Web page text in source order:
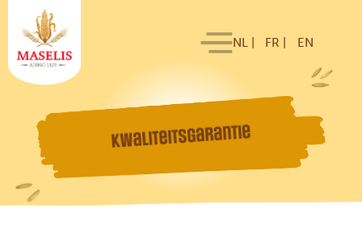
NL | FR | EN
Kwaliteitsgarantie